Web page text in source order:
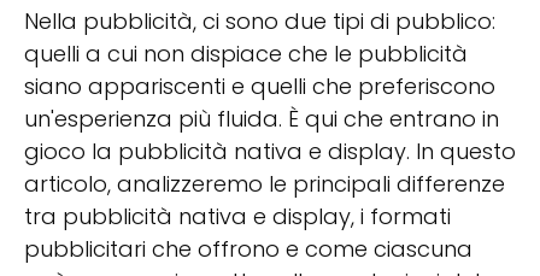
Nella pubblicità, ci sono due tipi di pubblico:
quelli a cui non dispiace che le pubblicità
siano appariscenti e quelli che preferiscono
un'esperienza più fluida. È qui che entrano in
gioco la pubblicità nativa e display. In questo
articolo, analizzeremo le principali differenze
tra pubblicità nativa e display, i formati
pubblicitari che offrono e come ciascuna